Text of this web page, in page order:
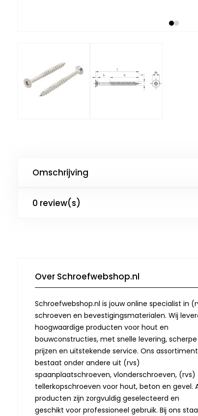
Omschrijving
0 review(s)
Over Schroefwebshop.nl
Schroefwebshop.nl is jouw online specialist in
schroeven en bevestigingsmaterialen. Wij
hoogwaardige producten voor hout en
bouwconstructies, met snelle levering, scherpe
prijzen en uitstekende service. Ons assortiment
bestaat onder andere uit (rvs)
spaanplaatschroeven, vlonderschroeven, (rvs)
tellerkopschroeven voor hout, beton en gevel.
producten zijn zorgvuldig geselecteerd en
geschikt voor professioneel gebruik. Bij ons